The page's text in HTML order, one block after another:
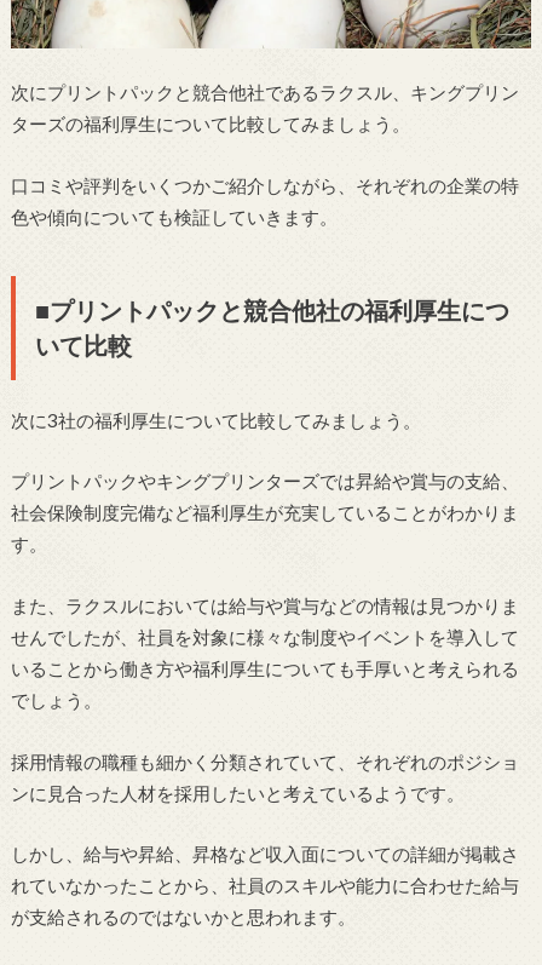
次にプリントパックと競合他社であるラクスル、キングプリン
ターズの福利厚生について比較してみましょう。
口コミや評判をいくつかご紹介しながら、それぞれの企業の特
色や傾向についても検証していきます。
■プリントパックと競合他社の福利厚生につ
いて比較
次に3社の福利厚生について比較してみましょう。
プリントパックやキングプリンターズでは昇給や賞与の支給、
社会保険制度完備など福利厚生が充実していることがわかりま
す。
また、ラクスルにおいては給与や賞与などの情報は見つかりま
せんでしたが、社員を対象に様々な制度やイベントを導入して
いることから働き方や福利厚生についても手厚いと考えられる
でしょう。
採用情報の職種も細かく分類されていて、それぞれのポジショ
ンに見合った人材を採用したいと考えているようです。
しかし、給与や昇給、昇格など収入面についての詳細が掲載さ
れていなかったことから、社員のスキルや能力に合わせた給与
が支給されるのではないかと思われます。